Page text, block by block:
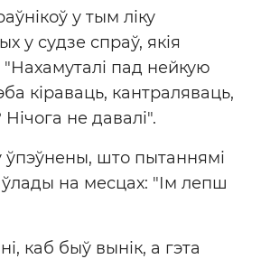
у тым ліку
у судзе спраў, якія
пад нейкую
кіраваць, кантраляваць,
не давалі".
ўпэўнены, што пытаннямі
на месцах: "Ім лепш
каб быў вынік, а гэта